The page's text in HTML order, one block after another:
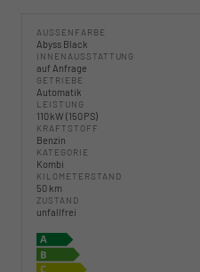
AUSSENFARBE
Abyss Black
INNENAUSSTATTUNG
auf Anfrage
GETRIEBE
Automatik
LEISTUNG
110 kW (150 PS)
KRAFTSTOFF
Benzin
KATEGORIE
Kombi
KILOMETERSTAND
50 km
ZUSTAND
unfallfrei